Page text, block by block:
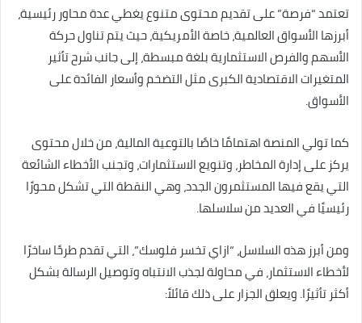
تعتمد “فرصة” على تقديم محتوى متنوع يغطي عدة محاور رئيسية،
أبرزها الأسواق العالمية، خاصة الأمريكية، حيث يتم تناول حركة
الأسهم والفرص الاستثمارية بلغة مبسطة، إلى جانب شرح تأثير
المتغيرات الاقتصادية الكبرى مثل التضخم وأسعار الفائدة على
الأسواق.
كما تولي المنصة اهتمامًا خاصًا بالتوعية المالية، من خلال محتوى
يركز على إدارة المخاطر، وتنويع الاستثمارات، وتجنب الأخطاء الشائعة
التي يقع فيها المستثمرون الجدد، وهي النقطة التي تشكل محورًا
رئيسيًا في العديد من سلاسلها.
ومن أبرز هذه السلاسل، “ازاي تخسر فلوسك”، التي تقدم طرحًا ساخرًا
لأخطاء الاستثمار، في محاولة لجذب الانتباه وتوصيل الرسالة بشكل
أكثر تأثيرًا. ويعلق الجزار على ذلك قائلاً: